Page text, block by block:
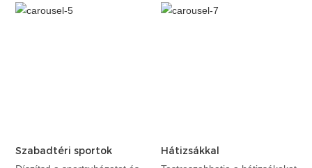
Szabadtéri sportok Hátizsákkal